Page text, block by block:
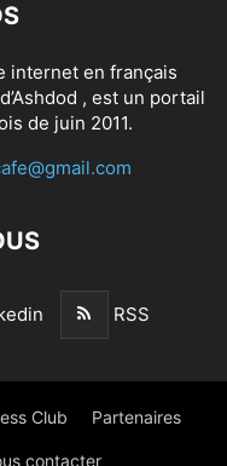
internet en français
, est un portail
de juin 2011.
RSS
Club Partenaires
contacter